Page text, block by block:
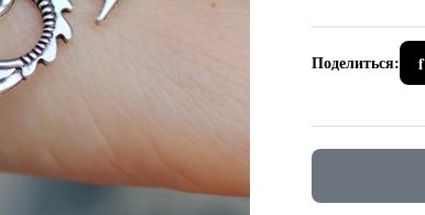
Поделиться: f